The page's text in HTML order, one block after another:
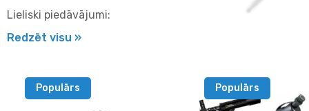
Lieliski piedāvājumi:
Redzēt visu »
Populārs Populārs